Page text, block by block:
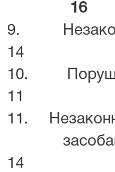
9.
14
10.
11
11.
14